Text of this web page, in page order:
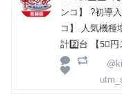
ンコ】 ?初導
コ】 人気機
計2️⃣台 【5⃣円